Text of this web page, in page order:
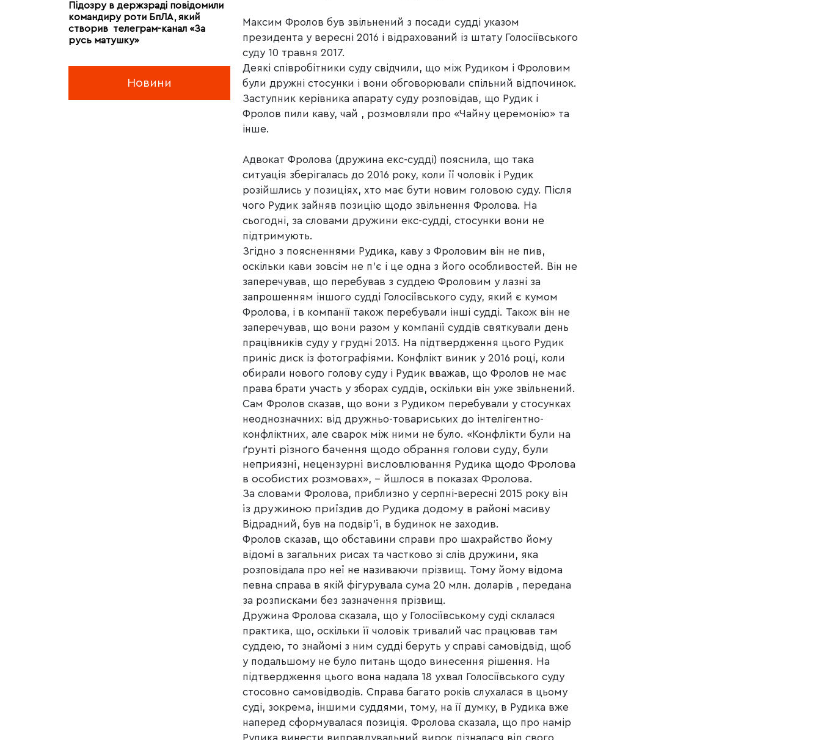
Підозру в держзраді повідомили
командиру роти БпЛА, який
створив телеграм-канал «За
русь матушку»
Новини
Максим Фролов був звільнений з посади судді указом
президента у вересні 2016 і відрахований із штату Голосіївського
суду 10 травня 2017.
Деякі співробітники суду свідчили, що між Рудиком і Фроловим
були дружні стосунки і вони обговорювали спільний відпочинок.
Заступник керівника апарату суду розповідав, що Рудик і
Фролов пили каву, чай , розмовляли про «Чайну церемонію» та
інше.
Адвокат Фролова (дружина екс-судді) пояснила, що така
ситуація зберігалась до 2016 року, коли її чоловік і Рудик
розійшлись у позиціях, хто має бути новим головою суду. Після
чого Рудик зайняв позицію щодо звільнення Фролова. На
сьогодні, за словами дружини екс-судді, стосунки вони не
підтримують.
Згідно з поясненнями Рудика, каву з Фроловим він не пив,
оскільки кави зовсім не п’є і це одна з його особливостей. Він не
заперечував, що перебував з суддею Фроловим у лазні за
запрошенням іншого судді Голосіївського суду, який є кумом
Фролова, і в компанії також перебували інші судді. Також він не
заперечував, що вони разом у компанії суддів святкували день
працівників суду у грудні 2013. На підтвердження цього Рудик
приніс диск із фотографіями. Конфлікт виник у 2016 році, коли
обирали нового голову суду і Рудик вважав, що Фролов не має
права брати участь у зборах суддів, оскільки він уже звільнений.
Сам Фролов сказав, що вони з Рудиком перебували у стосунках
неоднозначних: від дружньо-товариських до інтелігентно-
конфліктних, але сварок між ними не було. «Конфлікти були на
ґрунті різного бачення щодо обрання голови суду, були
неприязні, нецензурні висловлювання Рудика щодо Фролова
в особистих розмовах», – йшлося в показах Фролова.
За словами Фролова, приблизно у серпні-вересні 2015 рокувін
із дружиною приїздив до Рудика додому в районі масиву
Відрадний, був на подвір’ї, в будинок не заходив.
Фролов сказав, що обставини справи про шахрайство йому
відомі в загальних рисах та частково зі слів дружини, яка
розповідала про неї не називаючи прізвищ. Тому йому відома
певна справа в якій фігурувала сума 20 млн. доларів , передана
за розписками без зазначення прізвищ.
Дружина Фролова сказала, що у Голосіївському суді склалася
практика, що, оскільки її чоловік тривалий час працював там
суддею, то знайомі з ним судді беруть у справі самовідвід, щоб
у подальшому не було питань щодо винесення рішення. На
підтвердження цього вона надала 18 ухвал Голосіївського суду
стосовно самовідводів. Справа багато років слухалася в цьому
суді, зокрема, іншими суддями, тому, на її думку, в Рудика вже
наперед сформувалася позиція. Фролова сказала, що про намір
Рудика винести виправдувальний вирок дізналася від свого